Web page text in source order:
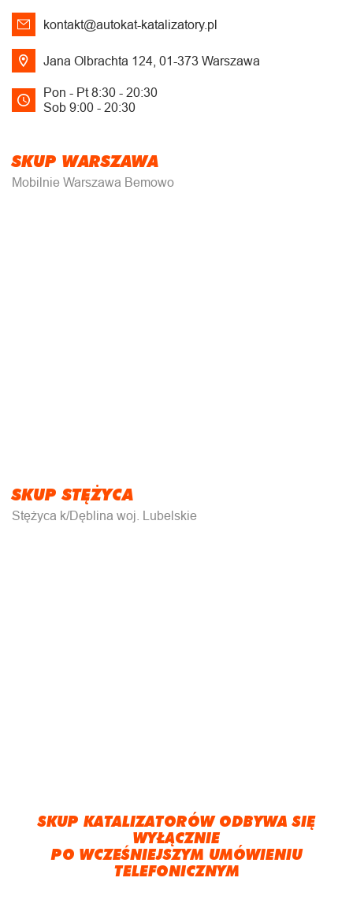
kontakt@autokat-katalizatory.pl
Jana Olbrachta 124, 01-373 Warszawa
Pon - Pt 8:30 - 20:30
Sob 9:00 - 20:30
SKUP WARSZAWA
Mobilnie Warszawa Bemowo
SKUP STĘŻYCA
Stężyca k/Dęblina woj. Lubelskie
SKUP KATALIZATORÓW ODBYWA SIĘ
WYŁĄCZNIE
PO WCZEŚNIEJSZYM UMÓWIENIU
TELEFONICZNYM